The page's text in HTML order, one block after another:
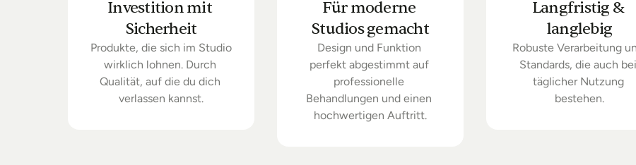
Investition mit
Sicherheit
Produkte, die sich im Studio
wirklich lohnen. Durch
Qualität, auf die du dich
verlassen kannst.
Für moderne
Studios gemacht
Design und Funktion
perfekt abgestimmt auf
professionelle
Behandlungen und einen
hochwertigen Auftritt.
Langfristig &
langlebig
Robuste Verarbeitung
Standards, die auch bei
täglicher Nutzung
bestehen.